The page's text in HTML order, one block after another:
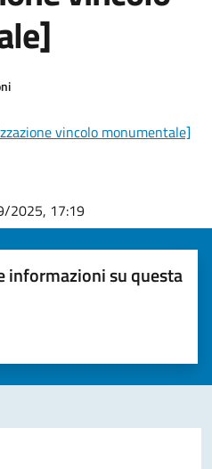
vincolo monumentale]
2025, 17:19
informazioni su questa
(da 1 a 5 stelle)
per valutare la chiarezza delle
su 5
5